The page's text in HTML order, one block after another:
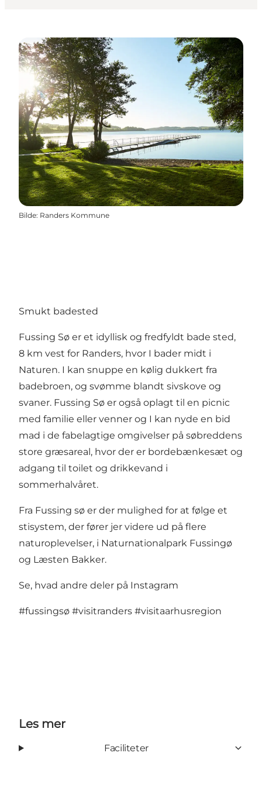
Bilde: Randers Kommune
Smukt badested
Fussing Sø er et idyllisk og fredfyldt bade sted,
8 km vest for Randers, hvor I bader midt i
Naturen. I kan snuppe en kølig dukkert fra
badebroen, og svømme blandt sivskove og
svaner. Fussing Sø er også oplagt til en picnic
med familie eller venner og I kan nyde en bid
mad i de fabelagtige omgivelser på søbreddens
store græsareal, hvor der er bordebænkesæt og
adgang til toilet og drikkevand i
sommerhalvåret.
Fra Fussing sø er der mulighed for at følge et
stisystem, der fører jer videre ud på flere
naturoplevelser, i Naturnationalpark Fussingø
og Læsten Bakker.
Se, hvad andre deler på Instagram
#fussingsø #visitranders #visitaarhusregion
Les mer
Faciliteter